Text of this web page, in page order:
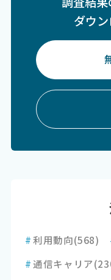
ダウン
#利用動向(568)
#通信キャリア